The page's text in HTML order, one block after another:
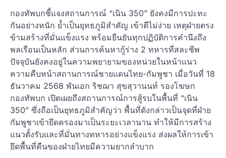
กองทัพบกชี้แจงสถานการณ์ “เนิน 350” ยังคงมีการปะทะ
กันอย่างหนัก ย้ำเป็นยุทธภูมิสำคัญ เข้าตีไม่ง่าย เหตุฝ่ายตรง
ข้ามสร้างที่มั่นแข็งแรง พร้อมยืนยันทุกปฏิบัติการคำนึงถึง
พลเรือนเป็นหลัก ส่วนการค้นหากู้ร่าง 2 ทหารที่สละชีพ
ปัจจุบันยังคงอยู่ในความพยายามของหน่วยในหน้าแนว
ความคืบหน้าสถานการณ์ชายแดนไทย-กัมพูชา เมื่อวันที่ 18
ธันวาคม 2568 พันเอก ริชฌา สุขสุวานนท์ รองโฆษก
กองทัพบก เปิดเผยถึงสถานการณ์การสู้รบในพื้นที่ “เนิน
350” ซึ่งถือเป็นยุทธภูมิสำคัญว่า พื้นที่ดังกล่าวเป็นจุดที่ฝ่าย
กัมพูชาเข้ายึดครองมาเป็นระยะเวลานาน ทำให้มีการสร้าง
แนวตั้งรับและที่มั่นทางทหารอย่างแข็งแรง ส่งผลให้การเข้า
ยึดพื้นที่คืนของฝ่ายไทยมีความยากลำบาก